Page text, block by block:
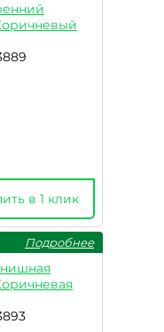
в 1 клик
Подробнее